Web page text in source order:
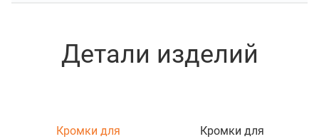
Детали изделий
Кромки для
Кромки для